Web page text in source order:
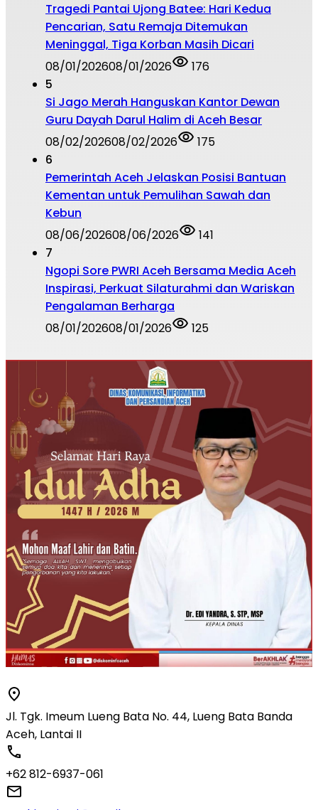
Tragedi Pantai Ujong Batee: Hari Kedua
Pencarian, Satu Remaja Ditemukan
Meninggal, Tiga Korban Masih Dicari
08/01/202608/01/2026
176
5
Si Jago Merah Hanguskan Kantor Dewan
Guru Dayah Darul Halim di Aceh Besar
08/02/202608/02/2026
175
6
Pemerintah Aceh Jelaskan Posisi Bantuan
Kementan untuk Pemulihan Sawah dan
Kebun
08/06/202608/06/2026
141
7
Ngopi Sore PWRI Aceh Bersama Media Aceh
Inspirasi, Perkuat Silaturahmi dan Wariskan
Pengalaman Berharga
08/01/202608/01/2026 125
Jl. Tgk. Imeum Lueng Bata No. 44, Lueng Bata Banda
Aceh, Lantai II
+62 812-6937-061